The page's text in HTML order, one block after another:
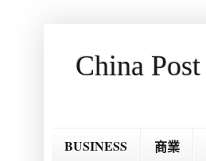
China
BUSINESS 商業